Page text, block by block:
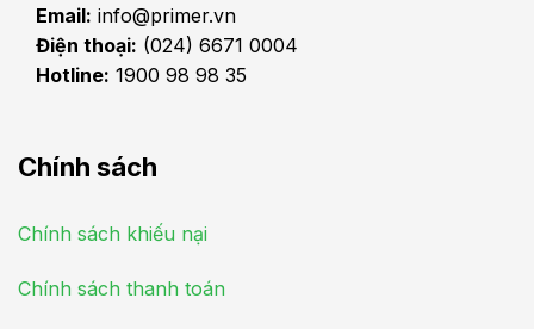
Email: info@primer.vn
Điện thoại: (024) 6671 0004
Hotline: 1900 98 98 35
Chính sách
Chính sách khiếu nại
Chính sách thanh toán